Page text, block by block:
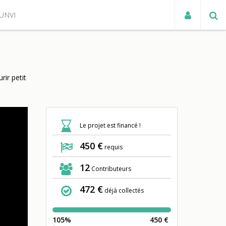
petit
Le projet est financé !
450 €requis
12 Contributeurs
472 € déjà collectés
105% 450 €